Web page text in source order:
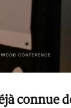
connue